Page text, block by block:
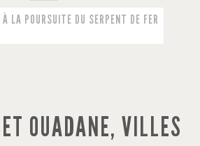
À LA POURSUITE DU SERPENT DE FER
OUADANE, VILLES